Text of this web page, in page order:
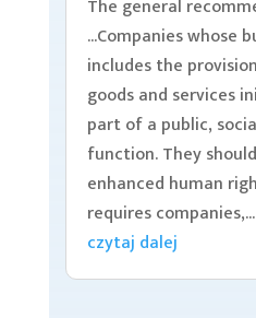
The general
...Companies whose
includes the
goods and services
part of a public,
function. They
enhanced human
requires companies,...
czytaj dalej